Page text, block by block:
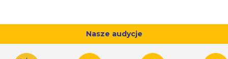
Nasze audycje